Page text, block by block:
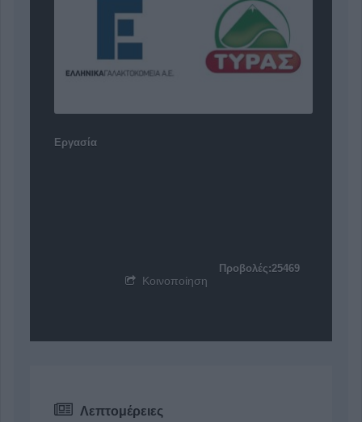
Εργασία
Προβολές:25469
Κοινοποίηση
Λεπτομέρειες